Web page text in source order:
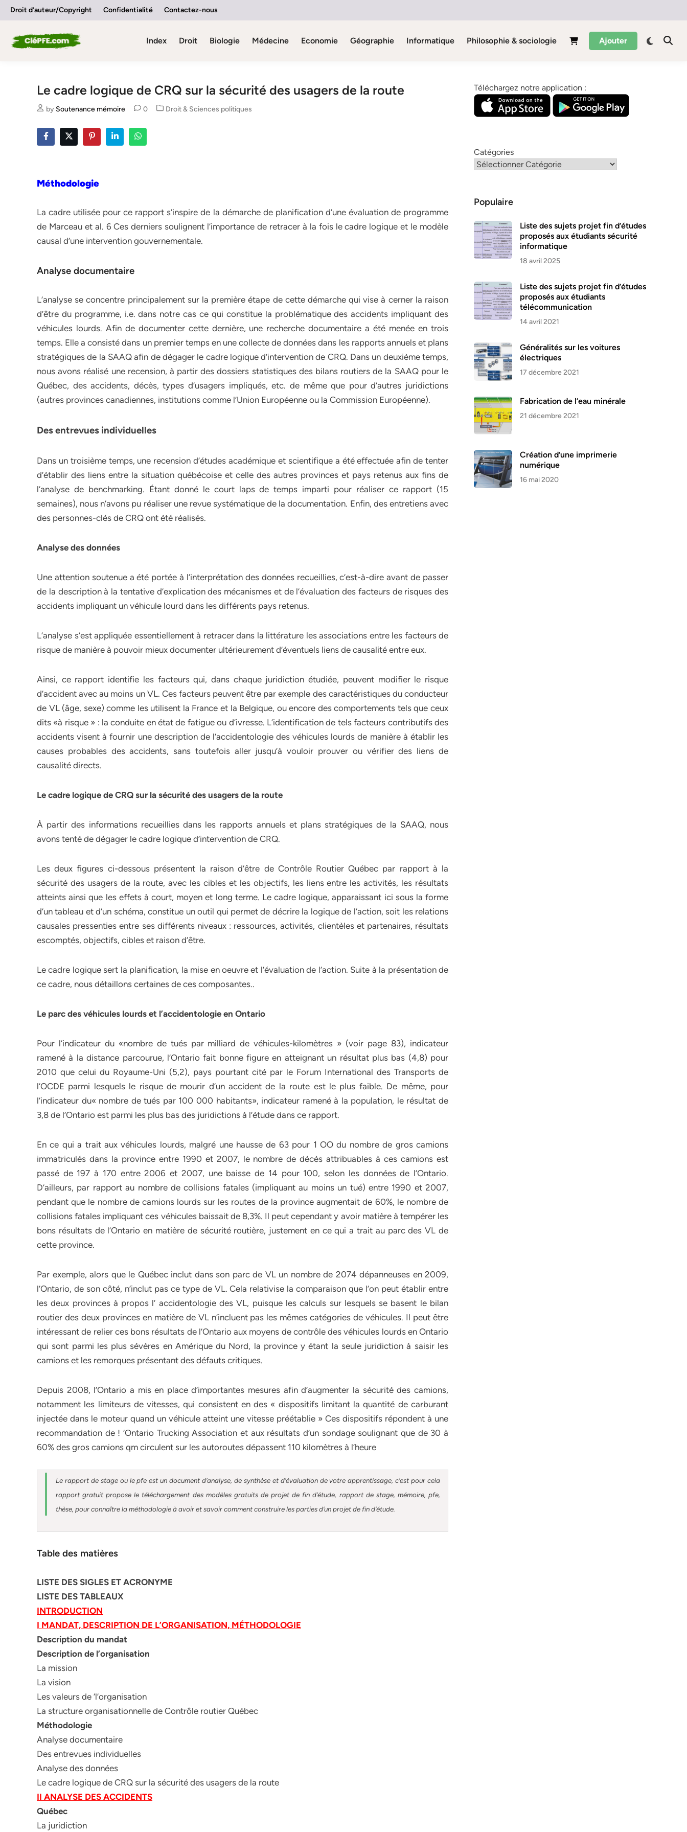
SkipDroit d’auteur/Copyright Confidentialité Contactez-nous
Index Droit Biologie Médecine Economie Géographie Informatique Philosophie & sociologie Ajouter
Le cadre logique de CRQ sur la sécurité des usagers de la route
by Soutenance mémoire 0
Posted
Droit & Sciences politiques
Méthodologie
La cadre utilisée pour ce rapport s’inspire de la démarche de planification d’une évaluation de programme
de Marceau et al. 6 Ces derniers soulignent l’importance de retracer à la fois le cadre logique et le modèle
causal d’une intervention gouvernementale.
Analyse documentaire
L’analyse se concentre principalement sur la première étape de cette démarche qui vise à cerner la raison
d’être du programme, i.e. dans notre cas ce qui constitue la problématique des accidents impliquant des
véhicules lourds. Afin de documenter cette dernière, une recherche documentaire a été menée en trois
temps. Elle a consisté dans un premier temps en une collecte de données dans les rapports annuels et plans
stratégiques de la SAAQ afin de dégager le cadre logique d’intervention de CRQ. Dans un deuxième temps,
nous avons réalisé une recension, à partir des dossiers statistiques des bilans routiers de la SAAQ pour le
Québec, des accidents, décès, types d’usagers impliqués, etc. de même que pour d’autres juridictions
(autres provinces canadiennes, institutions comme l’Union Européenne ou la Commission Européenne).
Des entrevues individuelles
Dans un troisième temps, une recension d’études académique et scientifique a été effectuée afin de tenter
d’établir des liens entre la situation québécoise et celle des autres provinces et pays retenus aux fins de
l’analyse de benchmarking. Étant donné le court laps de temps imparti pour réaliser ce rapport (15
semaines), nous n’avons pu réaliser une revue systématique de la documentation. Enfin, des entretiens avec
des personnes-clés de CRQ ont été réalisés.
Analyse des données
Une attention soutenue a été portée à l’interprétation des données recueillies, c’est-à-dire avant de passer
de la description à la tentative d’explication des mécanismes et de l’évaluation des facteurs de risques des
accidents impliquant un véhicule lourd dans les différents pays retenus.
L’analyse s’est appliquée essentiellement à retracer dans la littérature les associations entre les facteurs de
risque de manière à pouvoir mieux documenter ultérieurement d’éventuels liens de causalité entre eux.
Ainsi, ce rapport identifie les facteurs qui, dans chaque juridiction étudiée, peuvent modifier le risque
d’accident avec au moins un VL. Ces facteurs peuvent être par exemple des caractéristiques du conducteur
de VL (âge, sexe) comme les utilisent la France et la Belgique, ou encore des comportements tels que ceux
dits «à risque » : la conduite en état de fatigue ou d’ivresse. L’identification de tels facteurs contributifs des
accidents visent à fournir une description de l’accidentologie des véhicules lourds de manière à établir les
causes probables des accidents, sans toutefois aller jusqu’à vouloir prouver ou vérifier des liens de
causalité directs.
Le cadre logique de CRQ sur la sécurité des usagers de la route
À partir des informations recueillies dans les rapports annuels et plans stratégiques de la SAAQ, nous
avons tenté de dégager le cadre logique d’intervention de CRQ.
Les deux figures ci-dessous présentent la raison d’être de Contrôle Routier Québec par rapport à la
sécurité des usagers de la route, avec les cibles et les objectifs, les liens entre les activités, les résultats
atteints ainsi que les effets à court, moyen et long terme. Le cadre logique, apparaissant ici sous la forme
d’un tableau et d’un schéma, constitue un outil qui permet de décrire la logique de l’action, soit les relations
causales pressenties entre ses différents niveaux : ressources, activités, clientèles et partenaires, résultats
escomptés, objectifs, cibles et raison d’être.
Le cadre logique sert la planification, la mise en oeuvre et l’évaluation de l’action. Suite à la présentation de
ce cadre, nous détaillons certaines de ces composantes..
Le parc des véhicules lourds et l’accidentologie en Ontario
Pour l’indicateur du «nombre de tués par milliard de véhicules-kilomètres » (voir page 83), indicateur
ramené à la distance parcourue, l’Ontario fait bonne figure en atteignant un résultat plus bas (4,8) pour
2010 que celui du Royaume-Uni (5,2), pays pourtant cité par le Forum International des Transports de
l’OCDE parmi lesquels le risque de mourir d’un accident de la route est le plus faible. De même, pour
l’indicateur du« nombre de tués par 100 000 habitants», indicateur ramené à la population, le résultat de
3,8 de l’Ontario est parmi les plus bas des juridictions à l’étude dans ce rapport.
En ce qui a trait aux véhicules lourds, malgré une hausse de 63 pour 1 OO du nombre de gros camions
immatriculés dans la province entre 1990 et 2007, le nombre de décès attribuables à ces camions est
passé de 197 à 170 entre 2006 et 2007, une baisse de 14 pour 100, selon les données de l’Ontario.
D’ailleurs, par rapport au nombre de collisions fatales (impliquant au moins un tué) entre 1990 et 2007,
pendant que le nombre de camions lourds sur les routes de la province augmentait de 60%, le nombre de
collisions fatales impliquant ces véhicules baissait de 8,3%. Il peut cependant y avoir matière à tempérer les
bons résultats de l’Ontario en matière de sécurité routière, justement en ce qui a trait au parc des VL de
cette province.
Par exemple, alors que le Québec inclut dans son parc de VL un nombre de 2074 dépanneuses en 2009,
l’Ontario, de son côté, n’inclut pas ce type de VL. Cela relativise la comparaison que l’on peut établir entre
les deux provinces à propos l’ accidentologie des VL, puisque les calculs sur lesquels se basent le bilan
routier des deux provinces en matière de VL n’incluent pas les mêmes catégories de véhicules. Il peut être
intéressant de relier ces bons résultats de l’Ontario aux moyens de contrôle des véhicules lourds en Ontario
qui sont parmi les plus sévères en Amérique du Nord, la province y étant la seule juridiction à saisir les
camions et les remorques présentant des défauts critiques.
Depuis 2008, l’Ontario a mis en place d’importantes mesures afin d’augmenter la sécurité des camions,
notamment les limiteurs de vitesses, qui consistent en des « dispositifs limitant la quantité de carburant
injectée dans le moteur quand un véhicule atteint une vitesse préétablie » Ces dispositifs répondent à une
recommandation de ! ‘Ontario Trucking Association et aux résultats d’un sondage soulignant que de 30 à
60% des gros camions qm circulent sur les autoroutes dépassent 110 kilomètres à l’heure
Le rapport de stage ou le pfe est un document d’analyse, de synthèse et d’évaluation de votre apprentissage, c’est pour cela
rapport gratuitpropose le téléchargement des modèles gratuits de projet de fin d’étude, rapport de stage, mémoire, pfe,
thèse, pour connaître la méthodologie à avoir et savoir comment construire les parties d’un projet de fin d’étude
Table des matières
LISTE DES SIGLES ET ACRONYME
LISTE DES TABLEAUX
INTRODUCTION
I MANDAT, DESCRIPTION DE L’ORGANISATION, MÉTHODOLOGIE
Description du mandat
Description de l’organisation
La mission
La vision
Les valeurs de ‘l’organisation
La structure organisationnelle de Contrôle routier Québec
Méthodologie
Analyse documentaire
Des entrevues individuelles
Analyse des données
Le cadre logique de CRQ sur la sécurité des usagers de la route
II ANALYSE DES ACCIDENTS
Québec
La juridiction
Téléchargez notre application :
Catégories
Populaire
Liste des sujets projet fin d’études
proposés aux étudiants sécurité
informatique
18 avril 2025
Liste des sujets projet fin d’études
proposés aux étudiants
télécommunication
14 avril 2021
Généralités sur les voitures
électriques
17 décembre 2021
Fabrication de l’eau minérale
21 décembre 2021
Création d’une imprimerie
numérique
16 mai 2020